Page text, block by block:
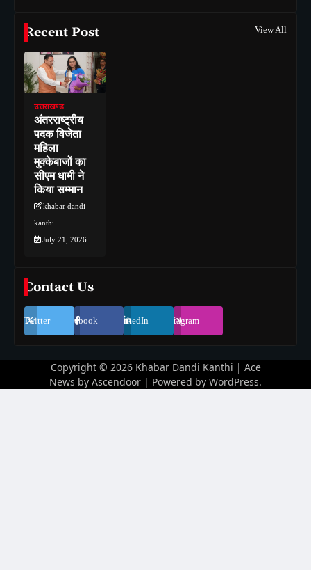
Recent Post View All
उत्तराखण्ड
अंतरराष्ट्रीय
पदक विजेता
महिला
मुक्केबाजों का
सीएम धामी ने
किया सम्मान
khabar dandi
kanthi
July 21, 2026
Contact Us
Twitter Facebook LinkedIn Instagram
Copyright © 2026 Khabar Dandi Kanthi | Ace
News by Ascendoor | Powered by WordPress.